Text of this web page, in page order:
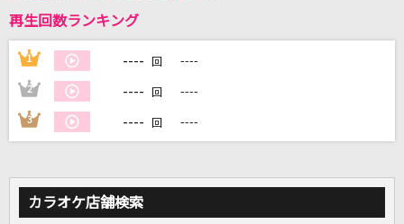
DAMの新曲・ランキングなど
DAMに会員登録・ログインして
再生回数ランキング
1 ---- 回 ----
2 ---- 回 ----
3 ---- 回 ----
カラオケ店舗検索